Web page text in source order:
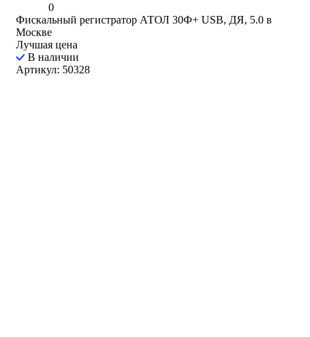
0
Фискальный регистратор АТОЛ 30Ф+ USB, ДЯ, 5.0 в
Москве
Лучшая цена
В наличии
Артикул: 50328